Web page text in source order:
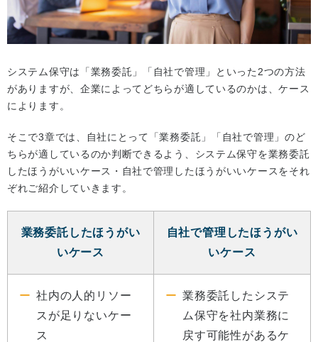
システム保守は「業務委託」「自社で管理」といった2つの方法
がありますが、企業によってどちらが適しているのかは、ケース
によります。
そこで3章では、自社にとって「業務委託」「自社で管理」のど
ちらが適しているのか判断できるよう、システム保守を業務委託
したほうがいいケース・自社で管理したほうがいいケースをそれ
ぞれご紹介していきます。
業務委託したほうがい
いケース
自社で管理したほうがい
いケース
社内の人的リソー
スが足りないケー
ス
業務委託したシステ
ム保守を社内業務に
戻す可能性があるケ